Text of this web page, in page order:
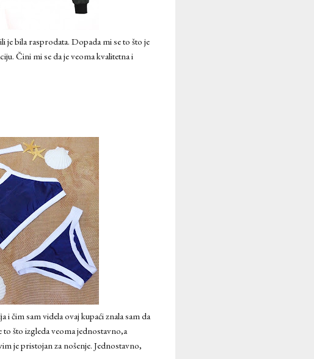
je bila rasprodata. Dopada mi se to što je
Čini mi se da je veoma kvalitetna i
i čim sam videla ovaj kupaći znala sam da
što izgleda veoma jednostavno,a
je pristojan za nošenje. Jednostavno,